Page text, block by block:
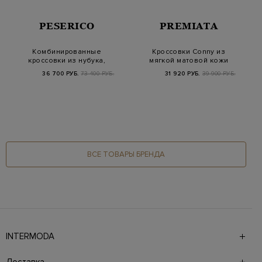
PESERICO
Комбинированные
кроссовки из нубука,
36 700 РУБ. 73 400 РУБ.
PREMIATA
Кроссовки Conny из
мягкой матовой кожи
31 920 РУБ. 39 900 РУБ.
ВСЕ ТОВАРЫ БРЕНДА
INTERMODA
брендов на 4 этажах в самом центре города. На сайте